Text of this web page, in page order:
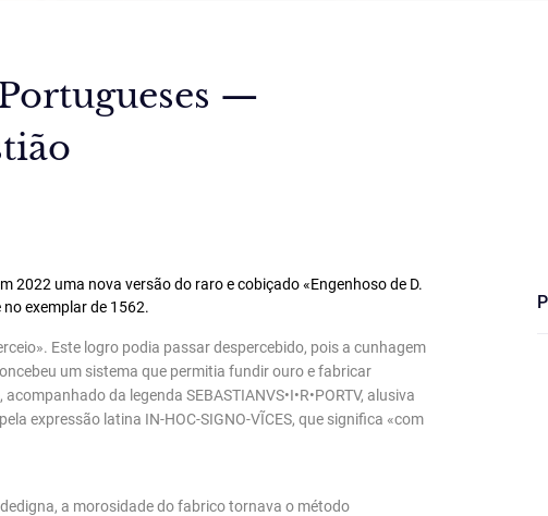
—
2022 uma nova versão do raro e cobiçado «Engenhoso de D.
exemplar de 1562.
Este logro podia passar despercebido, pois a cunhagem
um sistema que permitia fundir ouro e fabricar
da legenda SEBASTIANVS•I•R•PORTV, alusiva
expressão latina IN-HOC-SIGNO-VĨCES, que significa «com
a morosidade do fabrico tornava o método